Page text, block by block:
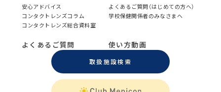
安心アドバイス
よくあるご質問（はじめての方へ）
コンタクトレンズコラム
学校保健関係者のみなさまへ
コンタクトレンズ総合資料室
よくあるご質問 使い方動画
取扱施設検索